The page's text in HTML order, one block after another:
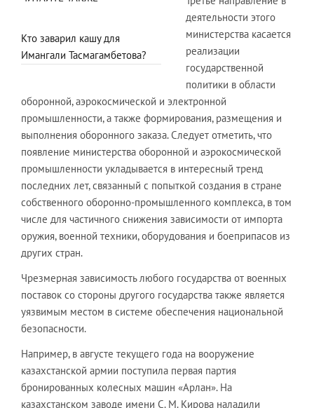
Кто заварил кашу для
Имангали Тасмагамбетова?
деятельности этого
министерства касается
реализации
государственной
политики в области
оборонной, аэрокосмической и электронной
промышленности, а также формирования, размещения и
выполнения оборонного заказа. Следует отметить, что
появление министерства оборонной и аэрокосмической
промышленности укладывается в интересный тренд
последних лет, связанный с попыткой создания в стране
собственного оборонно-промышленного комплекса, в том
числе для частичного снижения зависимости от импорта
оружия, военной техники, оборудования и боеприпасов из
других стран.
Чрезмерная зависимость любого государства от военных
поставок со стороны другого государства также является
уязвимым местом в системе обеспечения национальной
безопасности.
Например, в августе текущего года на вооружение
казахстанской армии поступила первая партия
бронированных колесных машин «Арлан». На
казахстанском заводе имени С. М. Кирова наладили